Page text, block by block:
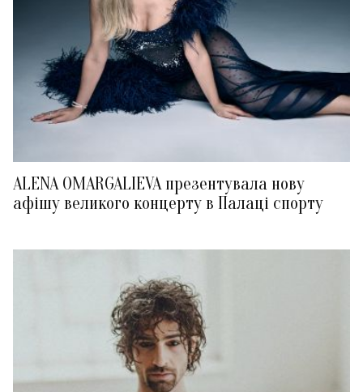
ALENA OMARGALIEVA презентувала нову
афішу великого концерту в Палаці спорту